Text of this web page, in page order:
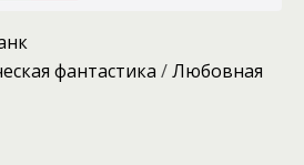
фантастика /Любовная